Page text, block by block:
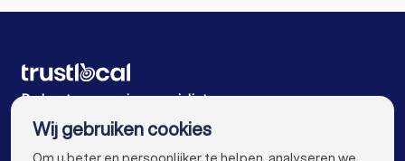
Zonwering specialisten in Boom
Zonwering specialisten in Sint-Katelijne-Waver
Zonwering specialisten in Gent
De beste zonwering specialisten voor u
Wij gebruiken cookies